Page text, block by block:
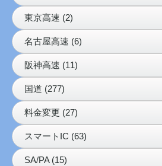
東京高速 (2)
名古屋高速 (6)
阪神高速 (11)
国道 (277)
料金変更 (27)
スマートIC (63)
SA/PA (15)